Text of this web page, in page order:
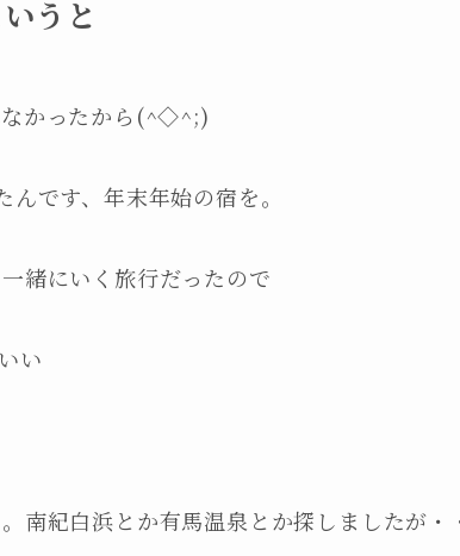
うと
なかったから(^◇^;)
です、年末年始の宿を。
緒にいく旅行だったので
い
南紀白浜とか有馬温泉とか探しましたが・